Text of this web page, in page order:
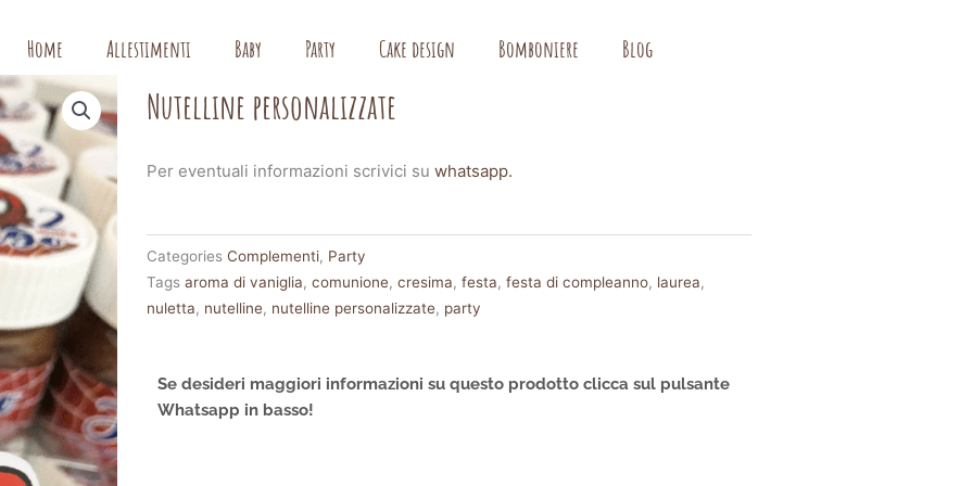
Home Allestimenti Baby Party Cake design Bomboniere Blog
Nutelline personalizzate
Per eventuali informazioni scrivici suwhatsapp.
Categories Complementi, Party
Tags aroma di vaniglia,comunione,cresima,festa,festa di compleanno, laurea,
nuletta, nutelline, nutelline personalizzate, party
Se desideri maggiori informazioni su questo prodotto clicca sul pulsante
Whatsapp in basso!